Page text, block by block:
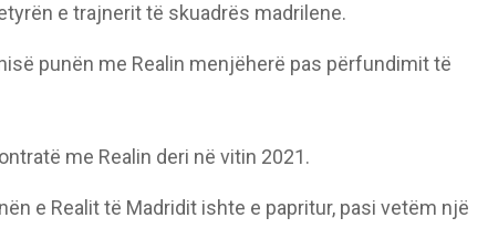
e trajnerit të skuadrës madrilene.
punën me Realin menjëherë pas përfundimit të
me Realin deri në vitin 2021.
e Realit të Madridit ishte e papritur, pasi vetëm një